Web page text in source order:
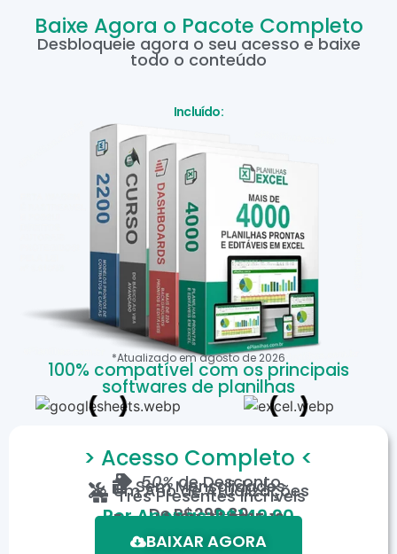
Baixe Agora o Pacote Completo
Desbloqueie agora o seu acesso e baixe
todo o conteúdo
Incluído:
*Atualizado emagostode 2026
100% compatível com os principais
softwares de planilhas
> Acesso Completo <
50%de Desconto
Sem Mensalidades
Um Ano de Atualizações
Três Presentes Incríveis
DeR$299,80
Por Apenas: R$149,90
Em até 12X de R$15,19
*Oferta válida por tempo limitado.
BAIXAR AGORA